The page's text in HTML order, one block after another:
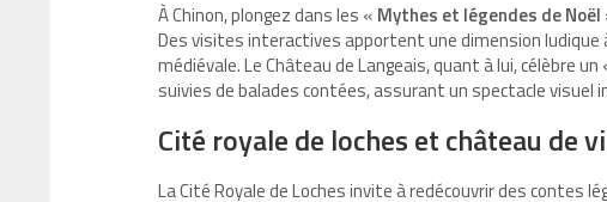
À Chinon, plongez dans les « Mythes et légendes de Noël
Des visites interactives apportent une dimension
médiévale. Le Château de Langeais, quant à lui, célèbre un
suivies de balades contées, assurant un spectacle visuel
Cité royale de loches et château de
La Cité Royale de Loches invite à redécouvrir des contes